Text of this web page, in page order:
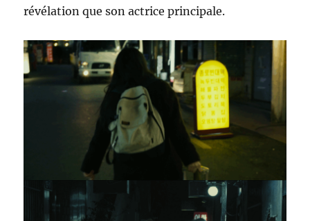
révélation que son actrice principale.